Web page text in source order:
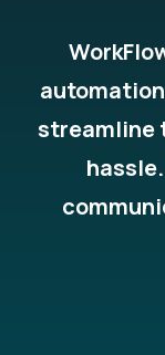
streamline